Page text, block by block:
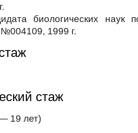
биологических наук
1999 г.
стаж
19 лет)